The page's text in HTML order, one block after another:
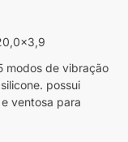
modos de vibração
possui
ventosa para